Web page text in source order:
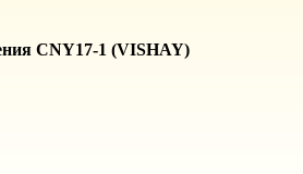
CNY17-1 (VISHAY)